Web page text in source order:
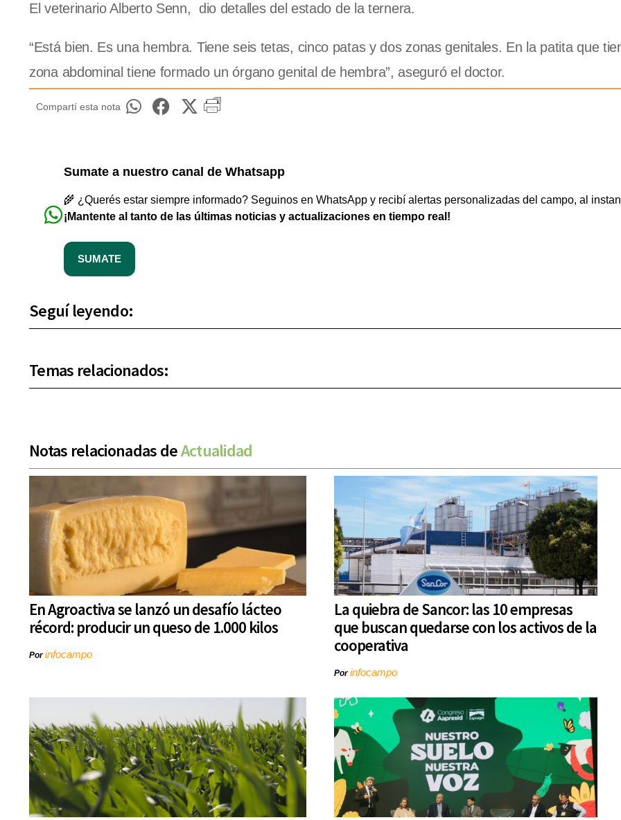
El veterinario Alberto Senn, dio detalles del estado de la ternera.
“Está bien. Es una hembra. Tiene seis tetas, cinco patas y dos zonas genitales. En la patita que
zona abdominal tiene formado un órgano genital de hembra”, aseguró el doctor.
Compartí esta nota
Sumate a nuestro canal de Whatsapp
🌾 ¿Querés estar siempre informado? Seguinos en WhatsApp y recibí alertas personalizadas del campo, al
¡Mantente al tanto de las últimas noticias y actualizaciones en tiempo real!
SUMATE
Seguí leyendo:
Temas relacionados:
Notas relacionadas deActualidad
En Agroactiva se lanzó un desafío lácteo
récord: producir un queso de 1.000 kilos
Porinfocampo
La quiebra de Sancor: las 10 empresas
que buscan quedarse con los activos de la
cooperativa
Porinfocampo